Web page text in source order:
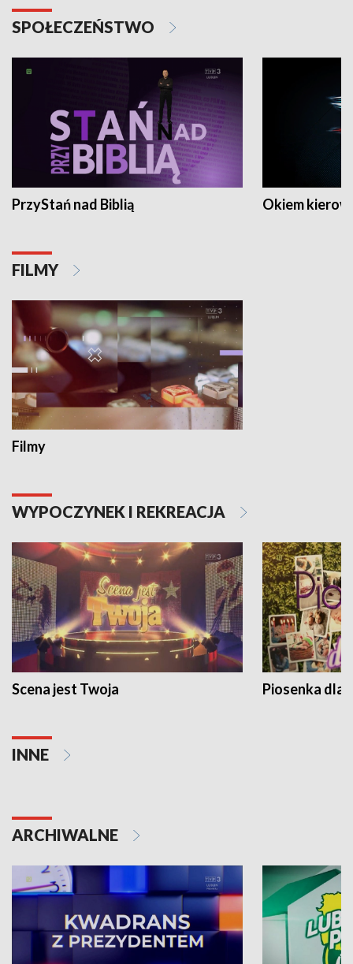
SPOŁECZEŃSTWO
PrzyStań nad Biblią Okiem
FILMY
Filmy
WYPOCZYNEK I REKREACJA
Scena jest Twoja Piosenka dla
INNE
ARCHIWALNE